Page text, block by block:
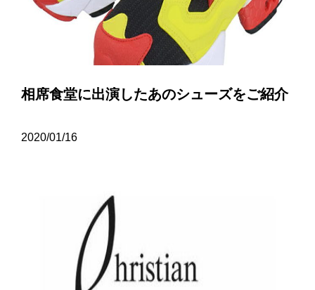
相席食堂に出演したあのシューズをご紹介
2020/01/16